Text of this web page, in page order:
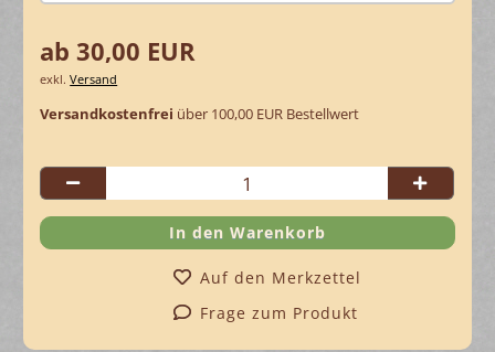
ab 30,00 EUR
exkl.Versand
Versandkostenfrei über 100,00 EUR Bestellwert
Auf den Merkzettel
Frage zum Produkt